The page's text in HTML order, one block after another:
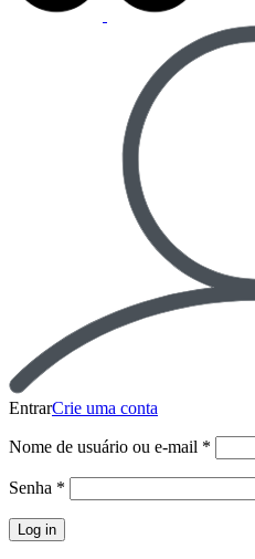
EntrarCrie uma conta
Nome de usuário ou e-mail *
Senha *
Log in